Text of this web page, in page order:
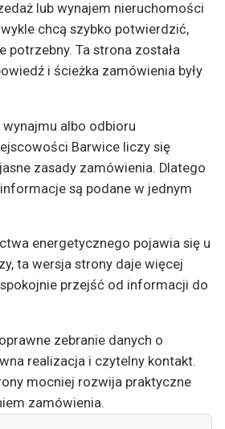
lub wynajem nieruchomości
chcą szybko potwierdzić,
potrzebny. Ta strona została
i ścieżka zamówienia były
wynajmu albo odbioru
Barwice liczy się
zasady zamówienia. Dlatego
są podane w jednym
energetycznego pojawia się u
ta wersja strony daje więcej
przejść od informacji do
zebranie danych o
realizacja i czytelny kontakt.
mocniej rozwija praktyczne
zamówienia.